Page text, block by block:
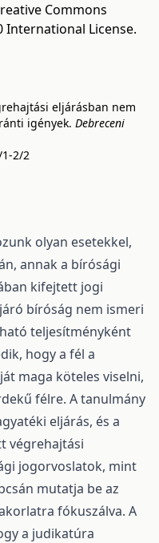
Commons
International License.
eljárásban nem
igények. Debreceni
2/2
olyan esetekkel,
annak a bírósági
kifejtett jogi
bíróság nem ismeri
teljesítményként
hogy a fél a
maga köteles viselni,
félre. A tanulmány
eljárás, és a
végrehajtási
jogorvoslatok, mint
mutatja be az
fókuszálva. A
a judikatúra